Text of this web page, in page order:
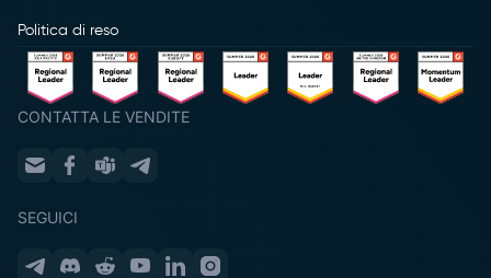
Politica di reso
CONTATTA LE VENDITE
SEGUICI